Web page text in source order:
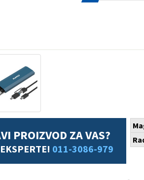
PROIZVOD ZA VAS?
011-3086-979